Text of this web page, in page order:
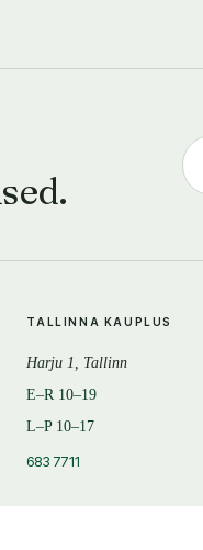
TALLINNA KAUPLUS
Harju 1, Tallinn
E–R 10–19
L–P 10–17
683 7711